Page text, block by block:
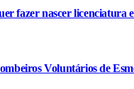
fazer nascer licenciatura
Voluntários de